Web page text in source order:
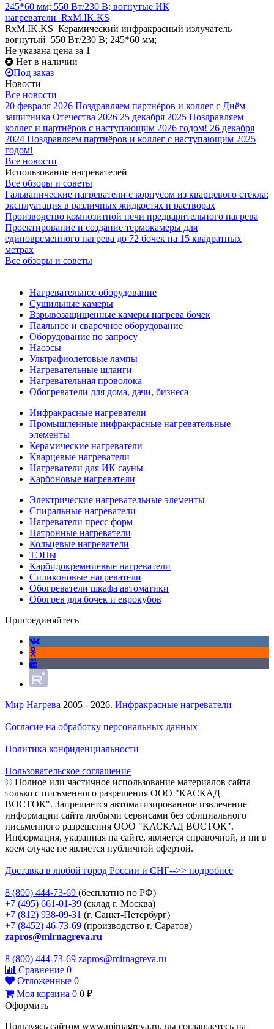
245*60 мм; 550 Вт/230 В; вогнутые ИК
нагреватели_RxM.IK.KS
RxM.IK.KS_Керамический инфракрасный излучатель
вогнутый 550 Вт/230 В; 245*60 мм;
Не указана цена за 1
Нет в наличии
Под заказ
Новости
Все новости
20 февраля 2026 Поздравляем партнёров и коллег с Днём
защитника Отечества 2026 25 декабря 2025 Поздравляем
коллег и партнёров с наступающим 2026 годом! 26 декабря
2024 Поздравляем партнёров и коллег с наступающим 2025
годом!
Все новости
Использование нагревателей
Все обзоры и советы
Гальванические нагреватели с корпусом из кварцевого стекла:
эксплуатация в различных жидкостях и растворах
Производство композитной печи предварительного нагрева
Проектирование и создание термокамеры для
единовременного нагрева до 72 бочек на 15 квадратных
метрах
Все обзоры и советы
Нагревательное оборудование
Сушильные камеры
Взрывозащищенные камеры нагрева бочек
Паяльное и сварочное оборудование
Оборудование по запросу
Насосы
Ультрафиолетовые лампы
Нагревательные шланги
Нагревательная проволока
Обогреватели для дома, дачи, бизнеса
Инфракрасные нагреватели
Промышленные инфракрасные нагревательные
элементы
Керамические нагреватели
Кварцевые нагреватели
Нагреватели для ИК сауны
Карбоновые нагреватели
Электрические нагревательные элементы
Спиральные нагреватели
Нагреватели пресс форм
Патронные нагреватели
Кольцевые нагреватели
ТЭНы
Карбидокремниевые нагреватели
Силиконовые нагреватели
Обогреватели шкафа автоматики
Обогрев для бочек и еврокубов
Присоединяйтесь
Мир Нагрева 2005 - 2026. Инфракрасные нагреватели
Согласие на обработку персональных данных
Политика конфиденциальности
Пользовательское соглашение
© Полное или частичное использование материалов сайта
только с письменного разрешения ООО "КАСКАД
ВОСТОК". Запрещается автоматизированное извлечение
информации сайта любыми сервисами без официального
письменного разрешения ООО "КАСКАД ВОСТОК".
Информация, указанная на сайте, является справочной, и ни в
коем случае не является публичной офертой.
Доставка в любой город России и СНГ-->> подробнее
8 (800) 444-73-69 (бесплатно по РФ)
+7 (495) 661-01-39 (склад г. Москва)
+7 (812) 938-09-31 (г. Санкт-Петербург)
+7 (8452) 46-73-69 (производство г. Саратов)
zapros@mirnagreva.ru
8 (800) 444-73-69 zapros@mirnagreva.ru
Сравнение 0
Отложенные 0
Моя корзина 0 0 ₽
Оформить
Пользуясь сайтом www.mirnagreva.ru, вы соглашаетесь на